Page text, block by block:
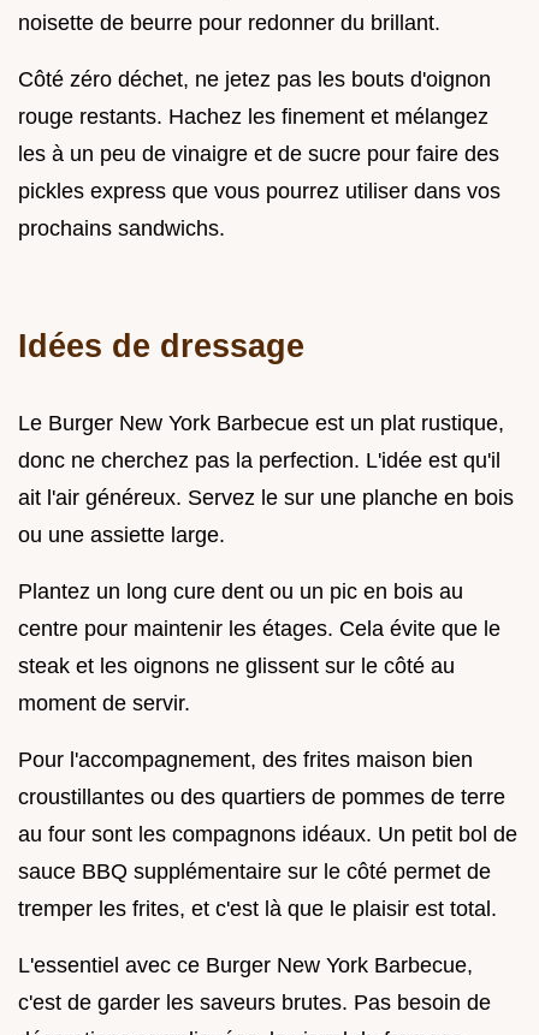
noisette de beurre pour redonner du brillant.
Côté zéro déchet, ne jetez pas les bouts d'oignon
rouge restants. Hachez les finement et mélangez
les à un peu de vinaigre et de sucre pour faire des
pickles express que vous pourrez utiliser dans vos
prochains sandwichs.
Idées de dressage
Le Burger New York Barbecue est un plat rustique,
donc ne cherchez pas la perfection. L'idée est qu'il
ait l'air généreux. Servez le sur une planche en bois
ou une assiette large.
Plantez un long cure dent ou un pic en bois au
centre pour maintenir les étages. Cela évite que le
steak et les oignons ne glissent sur le côté au
moment de servir.
Pour l'accompagnement, des frites maison bien
croustillantes ou des quartiers de pommes de terre
au four sont les compagnons idéaux. Un petit bol de
sauce BBQ supplémentaire sur le côté permet de
tremper les frites, et c'est là que le plaisir est total.
L'essentiel avec ce Burger New York Barbecue,
c'est de garder les saveurs brutes. Pas besoin de